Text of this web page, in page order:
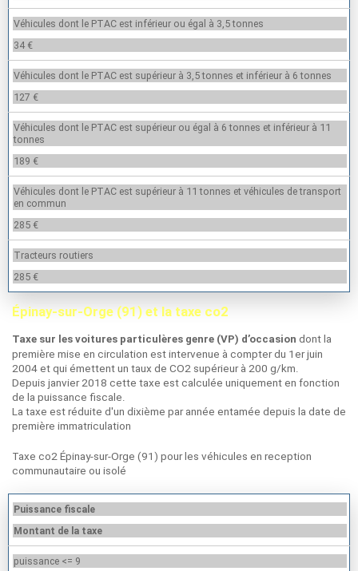
Véhicules dont le PTAC est inférieur ou égal à 3,5 tonnes
34 €
Véhicules dont le PTAC est supérieur à 3,5 tonnes et inférieur à 6 tonnes
127 €
Véhicules dont le PTAC est supérieur ou égal à 6 tonnes et inférieur à 11
tonnes
189 €
Véhicules dont le PTAC est supérieur à 11 tonnes et véhicules de transport
en commun
285 €
Tracteurs routiers
285 €
Épinay-sur-Orge (91) et la taxe co2
Taxe sur les voitures particulères genre (VP) d’occasion dont la
première mise en circulation est intervenue à compter du 1er juin
2004 et qui émettent un taux de CO2 supérieur à 200 g/km.
Depuis janvier 2018 cette taxe est calculée uniquement en fonction
de la puissance fiscale.
La taxe est réduite d'un dixième par année entamée depuis la date de
première immatriculation
Taxe co2 Épinay-sur-Orge (91) pour les véhicules en reception
communautaire ou isolé
Puissance fiscale
Montant de la taxe
puissance <= 9